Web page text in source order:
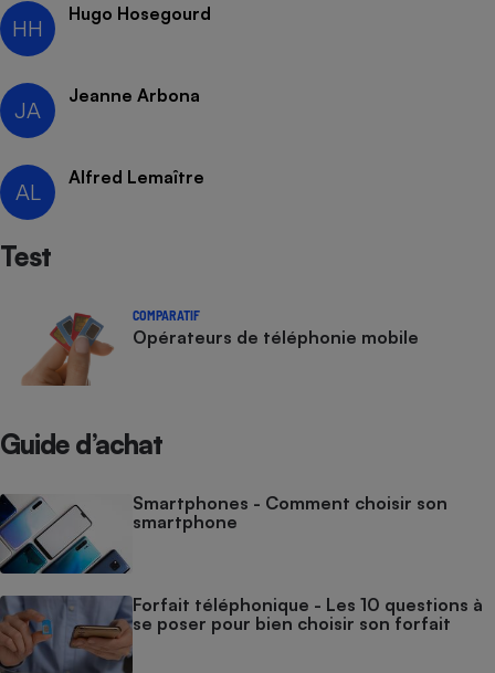
HH
Hugo Hosegourd
JA
Jeanne Arbona
AL
Alfred Lemaître
Test
COMPARATIF
Opérateurs de téléphonie mobile
Guide d’achat
Smartphones - Comment choisir son
smartphone
Forfait téléphonique - Les 10 questions à
se poser pour bien choisir son forfait